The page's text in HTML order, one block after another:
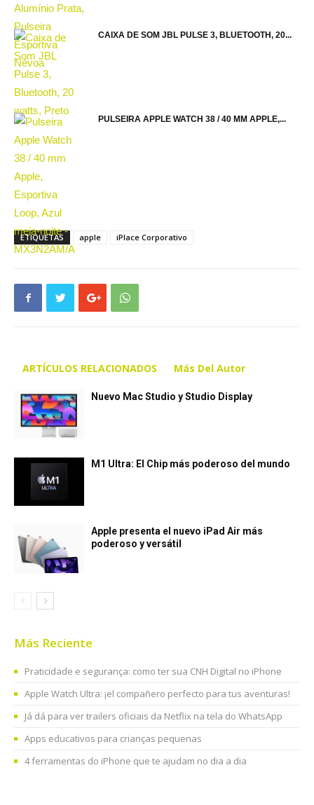
CAIXA DE SOM JBL PULSE 3, BLUETOOTH, 20...
PULSEIRA APPLE WATCH 38 / 40 MM APPLE,...
ETIQUETAS apple iPlace Corporativo
ARTÍCULOS RELACIONADOS Más Del Autor
Nuevo Mac Studio y Studio Display
M1 Ultra: El Chip más poderoso del mundo
Apple presenta el nuevo iPad Air más
poderoso y versátil
Más Reciente
Praticidade e segurança: como ter sua CNH Digital no iPhone
Apple Watch Ultra: ¡el compañero perfecto para tus aventuras!
Já dá para ver trailers oficiais da Netflix na tela do WhatsApp
Apps educativos para crianças pequenas
4 ferramentas do iPhone que te ajudam no dia a dia